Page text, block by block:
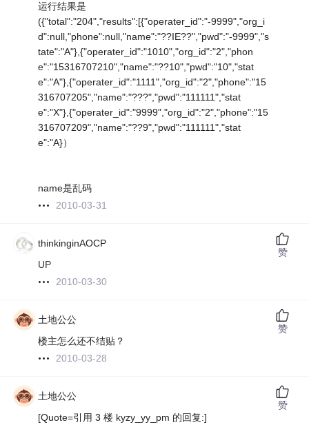
运行结果是
({"total":"204","results":[{"operater_id":"-9999","org_i
d":null,"phone":null,"name":"??IE??","pwd":"-9999","s
tate":"A"},{"operater_id":"1010","org_id":"2","phon
e":"15316707210","name":"??10","pwd":"10","stat
e":"A"},{"operater_id":"1111","org_id":"2","phone":"15
316707205","name":"???","pwd":"111111","stat
e":"X"},{"operater_id":"9999","org_id":"2","phone":"15
316707209","name":"??9","pwd":"111111","stat
e":"A}）
name是乱码
2010-03-31
thinkinginAOCP
UP
2010-03-30
赞
土地公公
楼主怎么还不结贴？
2010-03-28
赞
土地公公
[Quote=引用 3 楼 kyzy_yy_pm 的回复:]
赞